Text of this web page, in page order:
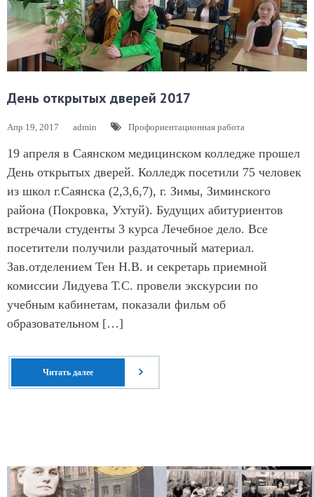
День открытых дверей 2017
Апр 19, 2017 admin Профориентационная работа
19 апреля в Саянском медицинском колледже прошел
День открытых дверей. Колледж посетили 75 человек
из школ г.Саянска (2,3,6,7), г. Зимы, Зиминского
района (Покровка, Ухтуй). Будущих абитуриентов
встречали студенты 3 курса Лечебное дело. Все
посетители получили раздаточный материал.
Зав.отделением Тен Н.В. и секретарь приемной
комиссии Лидуева Т.С. провели экскурсии по
учебным кабинетам, показали фильм об
образовательном […]
Читать далее